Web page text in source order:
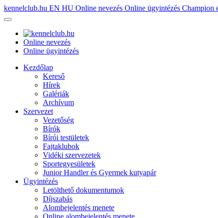
kennelclub.hu EN HU Online nevezés Online ügyintézés Champion
Online nevezés
Online ügyintézés
Kezdőlap
Kereső
Hírek
Galériák
Archívum
Szervezet
Vezetőség
Bírók
Bírói testületek
Fajtaklubok
Vidéki szervezetek
Sportegyesületek
Junior Handler és Gyermek kutyapár
Ügyintézés
Letölthető dokumentumok
Díjszabás
Alombejelentés menete
Online alombejelentés menete